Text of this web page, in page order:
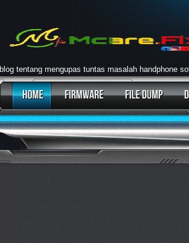
blog tentang mengupas tuntas masalah handphone